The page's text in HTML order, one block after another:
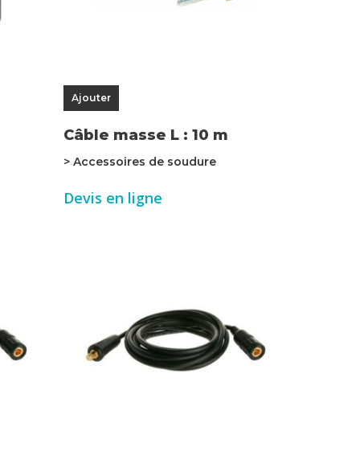
Ajouter
Câble masse L : 10 m
> Accessoires de soudure
Devis en ligne